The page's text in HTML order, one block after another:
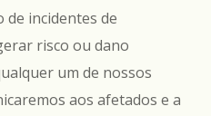
de incidentes de
risco ou dano
um de nossos
aos afetados e a